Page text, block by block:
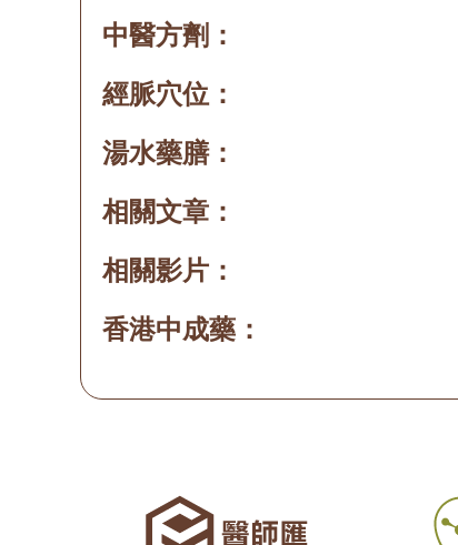
中醫方劑：
經脈穴位：
湯水藥膳：
相關文章：
相關影片：
香港中成藥：